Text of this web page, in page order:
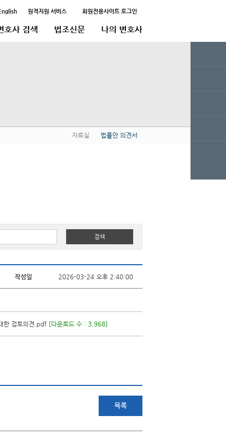
원격지원 서비스 회원전용사이트 로그인
호사 검색 법조신문 나의 변호사
자료실 법률안 의견서
작성일 2026-03-24 오후 2:40:00
한 검토의견.pdf [다운로드 수 : 3,968]
목록